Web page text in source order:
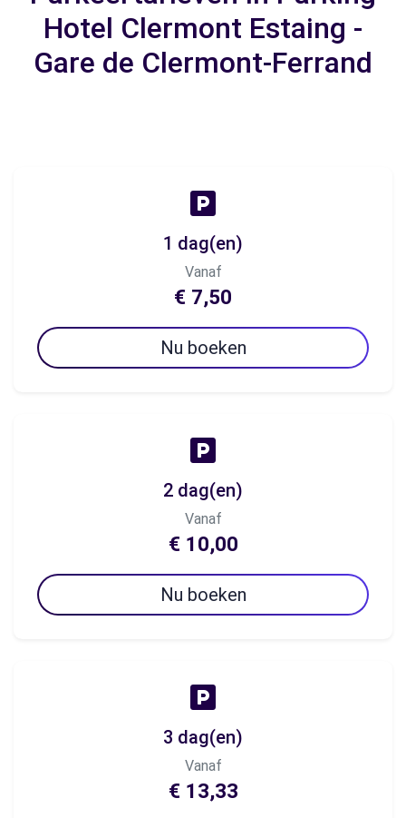
Hotel Clermont Estaing -
Gare de Clermont-Ferrand
1 dag(en)
Vanaf
€ 7,50
Nu boeken
2 dag(en)
Vanaf
€ 10,00
Nu boeken
3 dag(en)
Vanaf
€ 13,33